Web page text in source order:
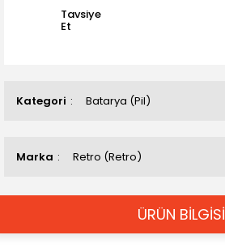
Kategori Batarya (Pil)
Marka Retro (Retro)
Tavsiye
Et
ÜRÜN BİLGİSİ